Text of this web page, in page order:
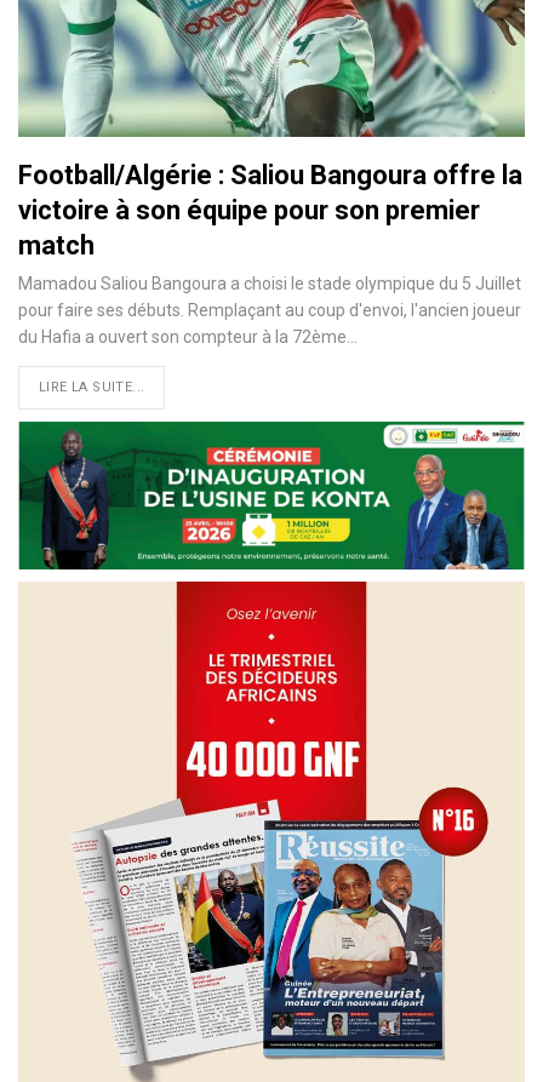
Football/Algérie : Saliou Bangoura offre la
victoire à son équipe pour son premier
match
Mamadou Saliou Bangoura a choisi le stade olympique du 5 Juillet
pour faire ses débuts. Remplaçant au coup d'envoi, l'ancien joueur
du Hafia a ouvert son compteur à la 72ème…
LIRE LA SUITE...